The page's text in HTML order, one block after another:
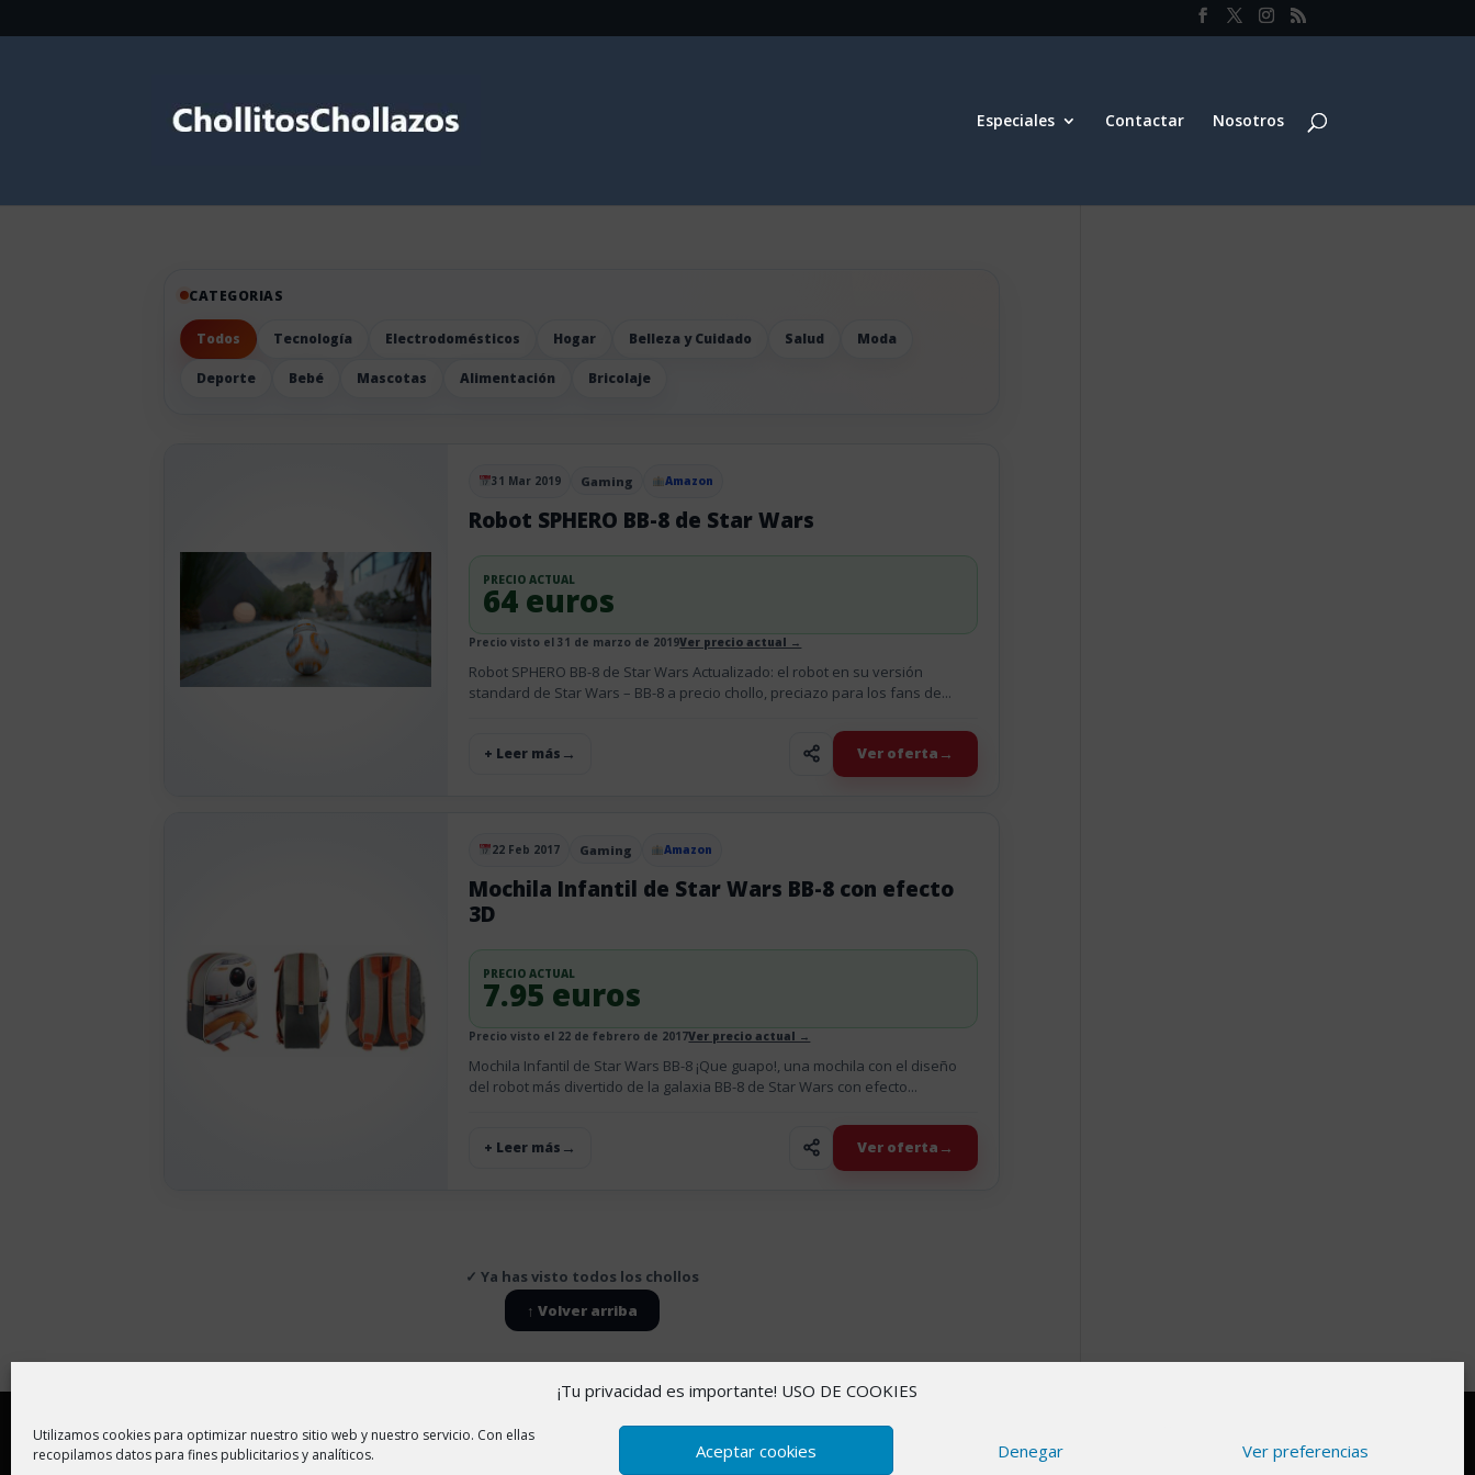
¡Tu privacidad es importante! USO DE COOKIES
Utilizamos cookies para optimizar nuestro sitio web y nuestro servicio. Con ellas
recopilamos datos para fines publicitarios y analíticos.
Aceptar cookies Denegar Ver preferencias
Especiales Contactar Nosotros
CATEGORIAS
Todos Tecnología Electrodomésticos Hogar Belleza y Cuidado Salud Moda
Deporte Bebé Mascotas Alimentación Bricolaje
31 Mar 2019 Gaming Amazon
Robot SPHERO BB-8 de Star Wars
PRECIO ACTUAL
64 euros
Precio visto el 31 de marzo de 2019Ver precio actual →
Robot SPHERO BB-8 de Star Wars Actualizado: el robot en su versión
standard de Star Wars – BB-8 a precio chollo, preciazo para los fans de...
+ Leer más Ver oferta
22 Feb 2017 Gaming Amazon
Mochila Infantil de Star Wars BB-8 con efecto
3D
PRECIO ACTUAL
7.95 euros
Precio visto el 22 de febrero de 2017Ver precio actual →
Mochila Infantil de Star Wars BB-8 ¡Que guapo!, una mochila con el diseño
del robot más divertido de la galaxia BB-8 de Star Wars con efecto...
+ Leer más Ver oferta
✓ Ya has visto todos los chollos
↑ Volver arriba
En ChollitosChollazos.com participamos en programas de afiliación de AliExpress, Amazon y otras plataformas. Esto significa que si haces clic en algunos de nuestros